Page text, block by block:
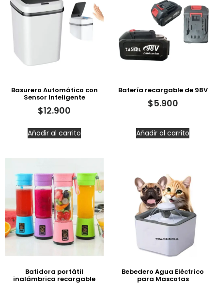
Basurero Automático con
Sensor Inteligente
$12.900
Añadir al carrito
Batería recargable de 98V
$5.900
Añadir al carrito
Batidora portátil
inalámbrica recargable
Bebedero Agua Eléctrico
para Mascotas